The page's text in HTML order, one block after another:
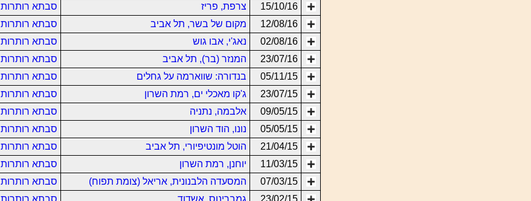
15/10/16
צרפת, פריז סבתא רותרות
12/08/16
מקום של בשר, תל אביב סבתא רותרות
02/08/16
נאג'י, אבו גוש סבתא רותרות
23/07/16
המנזר (בר), תל אביב סבתא רותרות
05/11/15
בנדורה: שווארמה על גחלים סבתא רותרות
23/07/15
ג'קו מאכלי ים, רמת השרון סבתא רותרות
09/05/15
אלבמה, נתניה סבתא רותרות
05/05/15
נונו, הוד השרון סבתא רותרות
21/04/15
הוטל מונטיפיורי, תל אביב סבתא רותרות
11/03/15
יוחנן, רמת השרון סבתא רותרות
07/03/15
המסעדה הלבנונית, אריאל (צומת תפוח) סבתא רותרות
23/02/15
גמברינוס, אשדוד סבתא רותרות